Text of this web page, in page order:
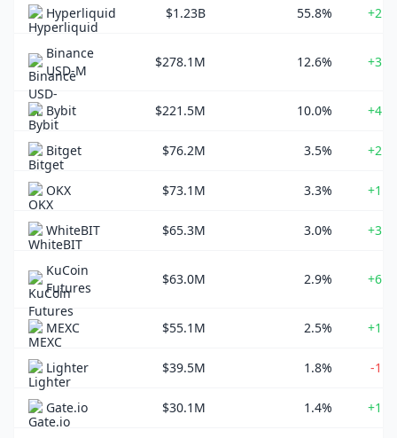
Hyperliquid $1.23B 55.8%
Binance
USD-M
$278.1M 12.6%
Bybit $221.5M 10.0%
Bitget $76.2M 3.5%
OKX $73.1M 3.3%
WhiteBIT $65.3M 3.0%
KuCoin
Futures
$63.0M 2.9%
MEXC $55.1M 2.5%
Lighter $39.5M 1.8% -
Gate.io $30.1M 1.4%